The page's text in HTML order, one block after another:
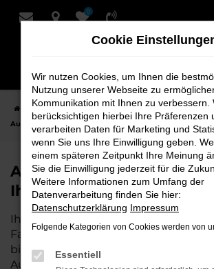
Zum
0
Startseite Hersteller Audi
Audi A6 e-tron
Audi Autohaus
Audi A6 e-tron bei
Ihr Audi Autohaus
Ihr Audi Autohaus – die perfekte
Fahrzeugbedürfnisse. Als erfahrene
bieten wir Ihnen nicht nur eine breite
Audi Fahrzeugen, sondern auch eine
Cookie
Wir nutzen Cookies, um Ihnen die
Nutzung unserer Webseite zu
Kommunikation mit Ihnen zu verbessern.
berücksichtigen hierbei Ihre Präferenzen
verarbeiten Daten für Marketing und
wenn Sie uns Ihre Einwilligung geben.
einem späteren Zeitpunkt Ihre Meinung
Sie die Einwilligung jederzeit für die
Weitere Informationen zum Umfang der
Datenverarbeitung finden Sie hier:
Datenschutzerklärung Impressum
Folgende Kategorien von Cookies werden von
Essentiell